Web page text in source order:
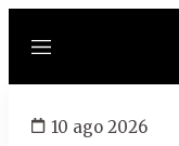
Menú
10 ago 2026